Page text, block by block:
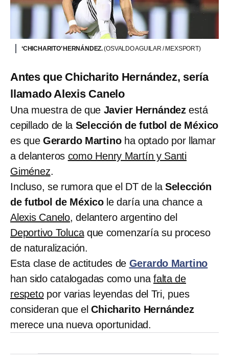
‘CHICHARITO’ HERNÁNDEZ.(OSVALDO AGUILAR / MEXSPORT)
Antes que Chicharito Hernández, sería
llamado Alexis Canelo
Una muestra de que Javier Hernández está
cepillado de la Selección de futbol de México
es que Gerardo Martinoha optado por llamar
a delanteros como Henry Martín y Santi
Giménez.
Incluso, se rumora que el DT de laSelección
de futbol de México le daría una chance a
Alexis Canelo, delantero argentino del
Deportivo Tolucaque comenzaría su proceso
de naturalización.
Esta clase de actitudes de Gerardo Martino
han sido catalogadas como unafalta de
respetopor varias leyendas del Tri, pues
consideran que elChicharito Hernández
merece una nueva oportunidad.